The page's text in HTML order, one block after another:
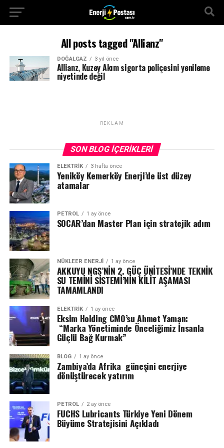
All posts tagged "Allianz"
DOĞALGAZ 3 yıl önce
Allianz, Kuzey Akım sigorta poliçesini yenileme
niyetinde değil
REKLAM
SON BLOG İÇERIKLERI
ELEKTRİK 3 hafta önce
Yeniköy Kemerköy Enerji’de üst düzey
atamalar
PETROL 1 ay önce
SOCAR’dan Master Plan için stratejik adım
NÜKLEER ENERJI 1 ay önce
AKKUYU NGS’NİN 2. GÜÇ ÜNİTESİ’NDE TEKNİK
SU TEMİNİ SİSTEMİ’NİN KİLİT AŞAMASI
TAMAMLANDI
ELEKTRİK 1 ay önce
Eksim Holding CMO’su Ahmet Yaman:
“Marka Yönetiminde Önceliğimiz İnsanla
Güçlü Bağ Kurmak”
BLOG 1 ay önce
Zambiya’da Afrika güneşini enerjiye
dönüştürecek yatırım
PETROL 2 ay önce
FUCHS Lubricants Türkiye Yeni Dönem
Büyüme Stratejisini Açıkladı